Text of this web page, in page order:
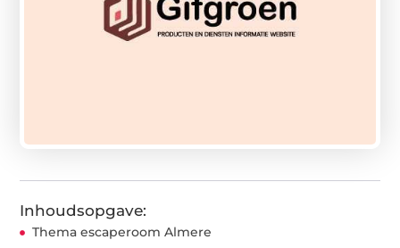
Inhoudsopgave:
Thema escaperoom Almere